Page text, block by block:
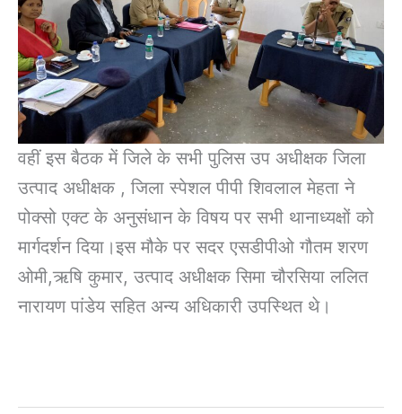
वहीं इस बैठक में जिले के सभी पुलिस उप अधीक्षक जिला
उत्पाद अधीक्षक , जिला स्पेशल पीपी शिवलाल मेहता ने
पोक्सो एक्ट के अनुसंधान के विषय पर सभी थानाध्यक्षों को
मार्गदर्शन दिया।इस मौके पर सदर एसडीपीओ गौतम शरण
ओमी,ऋषि कुमार, उत्पाद अधीक्षक सिमा चौरसिया ललित
नारायण पांडेय सहित अन्य अधिकारी उपस्थित थे।